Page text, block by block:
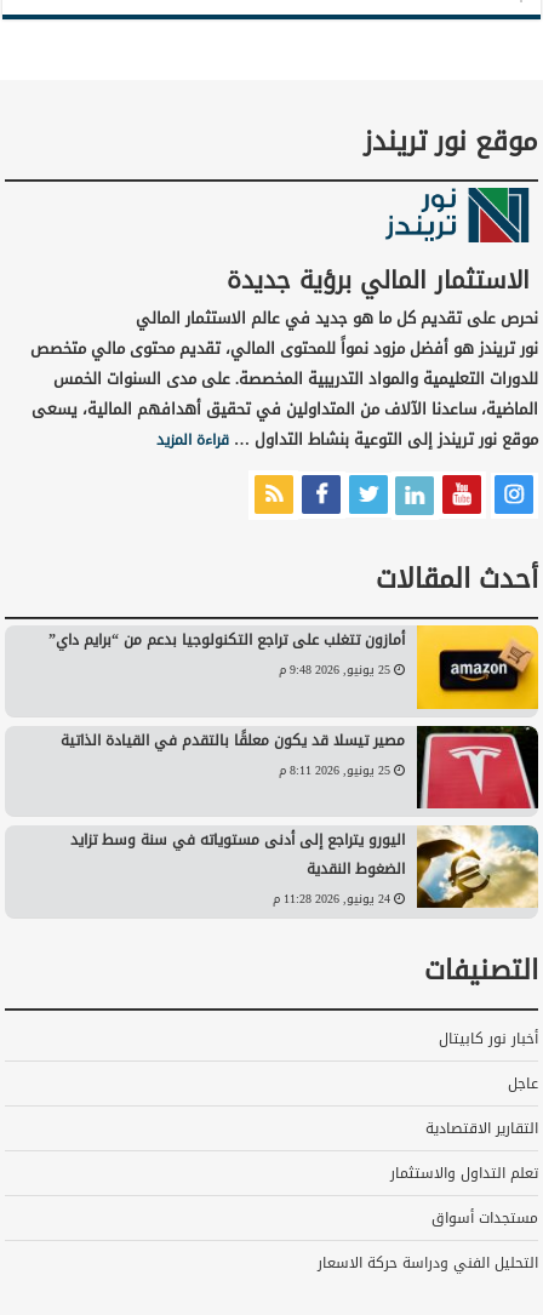
موقع نور تريندز
الاستثمار المالي برؤية جديدة
نحرص على تقديم كل ما هو جديد في عالم الاستثمار المالي
نور تريندز هو أفضل مزود نمواً للمحتوى المالي، تقديم محتوى مالي متخصص
للدورات التعليمية والمواد التدريبية المخصصة. على مدى السنوات الخمس
الماضية، ساعدنا الآلاف من المتداولين في تحقيق أهدافهم المالية، يسعى
موقع نور تريندز إلى التوعية بنشاط التداول …قراءة المزيد
أحدث المقالات
أمازون تتغلب على تراجع التكنولوجيا بدعم من “برايم داي”
25 يونيو, 2026 9:48 م
مصير تيسلا قد يكون معلقًا بالتقدم في القيادة الذاتية
25 يونيو, 2026 8:11 م
اليورو يتراجع إلى أدنى مستوياته في سنة وسط تزايد
الضغوط النقدية
24 يونيو, 2026 11:28 م
التصنيفات
أخبار نور كابيتال
عاجل
التقارير الاقتصادية
تعلم التداول والاستثمار
مستجدات أسواق
التحليل الفني ودراسة حركة الاسعار